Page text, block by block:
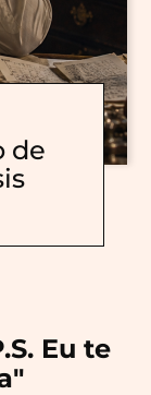
de
Eu te
"